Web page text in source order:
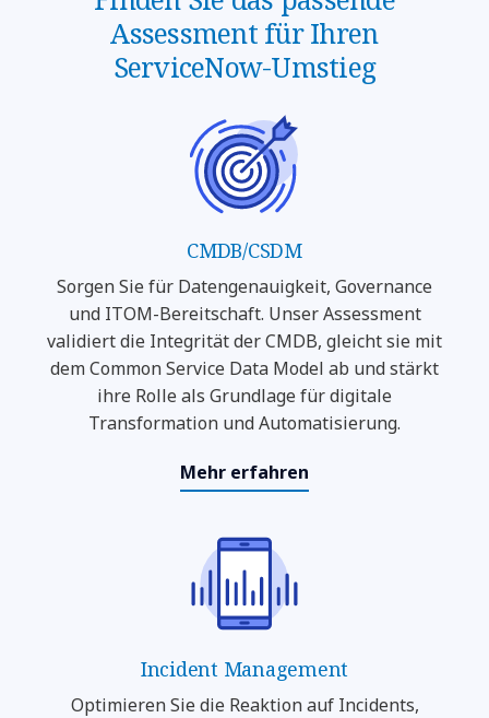
Assessment für Ihren
ServiceNow-Umstieg
CMDB/CSDM
Sorgen Sie für Datengenauigkeit, Governance
und ITOM-Bereitschaft. Unser Assessment
validiert die Integrität der CMDB, gleicht sie mit
dem Common Service Data Model ab und stärkt
ihre Rolle als Grundlage für digitale
Transformation und Automatisierung.
Mehr erfahren
Incident Management
Optimieren Sie die Reaktion auf Incidents,